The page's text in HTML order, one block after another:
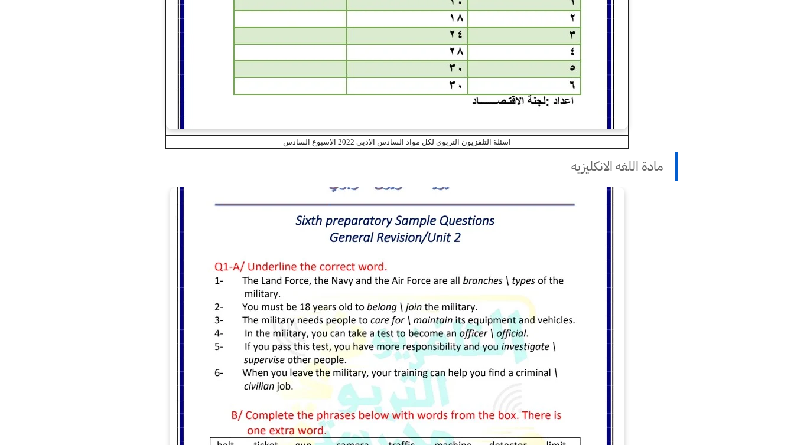
اسئلة التلفزيون التربوي لكل مواد السادس الادبي 2022 الاسبوع السادس
مادة اللغه الانكليزيه